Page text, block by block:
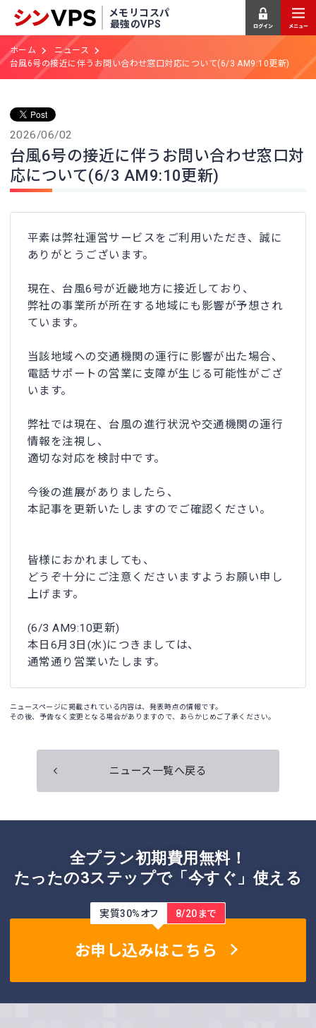
メモリコスパ
最強のVPS
ホーム
ニュース
台風6号の接近に伴うお問い合わせ窓口対応について(6/3 AM9:10更新)
2026/06/02
台風6号の接近に伴うお問い合わせ窓口対
応について(6/3 AM9:10更新)
平素は弊社運営サービスをご利用いただき、誠に
ありがとうございます。
現在、台風6号が近畿地方に接近しており、
弊社の事業所が所在する地域にも影響が予想され
ています。
当該地域への交通機関の運行に影響が出た場合、
電話サポートの営業に支障が生じる可能性がござ
います。
弊社では現在、台風の進行状況や交通機関の運行
情報を注視し、
適切な対応を検討中です。
今後の進展がありましたら、
本記事を更新いたしますのでご確認ください。
皆様におかれましても、
どうぞ十分にご注意くださいますようお願い申し
上げます。
(6/3 AM9:10更新)
本日6月3日(水)につきましては、
通常通り営業いたします。
ニュースページに掲載されている内容は、発表時点の情報です。
その後、予告なく変更となる場合がありますので、あらかじめご了承ください。
ニュース一覧へ戻る
全プラン初期費用無料！
たったの3ステップで「今すぐ」使える
実質30%オフ 8/20まで
お申し込みはこちら